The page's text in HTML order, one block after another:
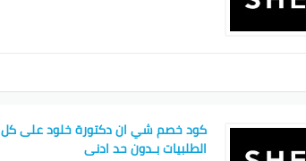
كود خصم شي ان دكتورة خلود على كل
الطلبيات بـدون حد ادنى